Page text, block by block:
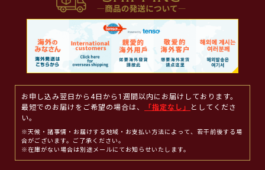
お申し込み翌日から4日から1週間以内にお届けしております。
最短でのお届けをご希望の場合は、
「指定なし」
としてくださ
い。
※天候・諸事情・お届けする地域・お支払い方法によって、若干前後する場
合がございます。ご了承ください。
※在庫がない場合は別途メールにてお知らせいたします。